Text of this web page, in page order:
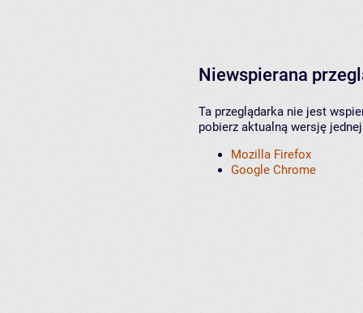
Niewspierana
Ta przeglądarka nie jest
pobierz aktualną wersję
Mozilla Firefox
Google Chrome